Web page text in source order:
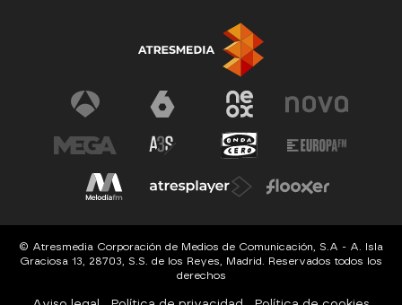
© Atresmedia Corporación de Medios de Comunicación, S.A - A. Isla
Graciosa 13, 28703, S.S. de los Reyes, Madrid. Reservados todos los
derechos